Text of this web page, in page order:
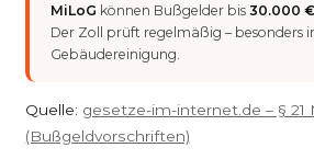
MiLoG können Bußgelder bis 30.000 €
Der Zoll prüft regelmäßig – besonders
Gebäudereinigung.
Quelle: gesetze-im-internet.de – § 21
(Bußgeldvorschriften)